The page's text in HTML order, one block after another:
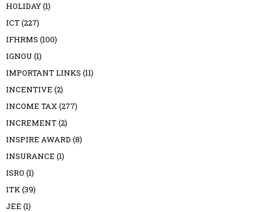
HOLIDAY(1)
ICT(227)
IFHRMS (100)
IGNOU (1)
IMPORTANT LINKS (11)
INCENTIVE (2)
INCOME TAX(277)
INCREMENT(2)
INSPIRE AWARD (8)
INSURANCE (1)
ISRO (1)
ITK(39)
JEE (1)